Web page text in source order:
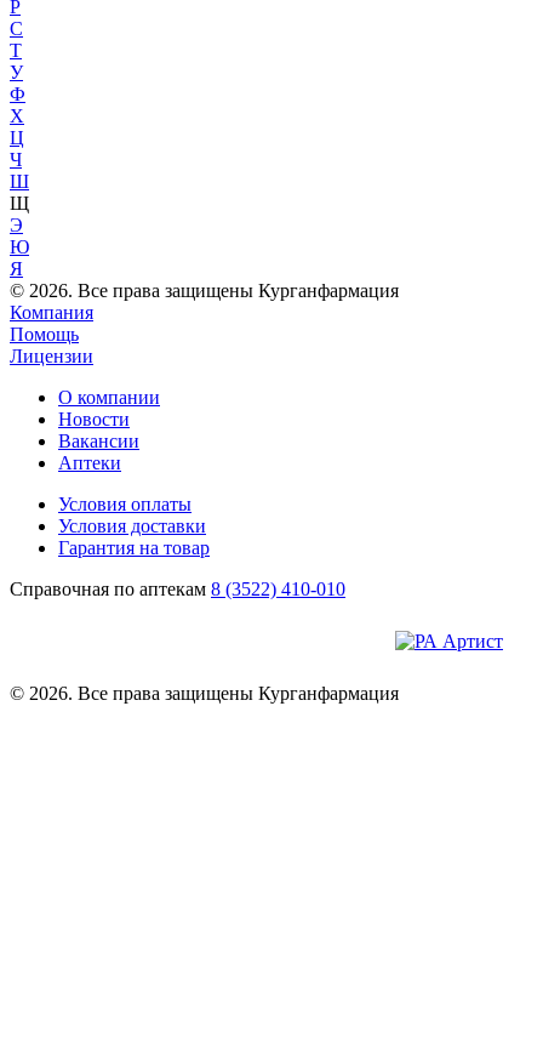
Р
С
Т
У
Ф
Х
Ц
Ч
Ш
Щ
Э
Ю
Я
© 2026. Все права защищены Курганфармация
Компания
Помощь
Лицензии
О компании
Новости
Вакансии
Аптеки
Условия оплаты
Условия доставки
Гарантия на товар
Справочная по аптекам 8 (3522) 410-010
© 2026. Все права защищены Курганфармация